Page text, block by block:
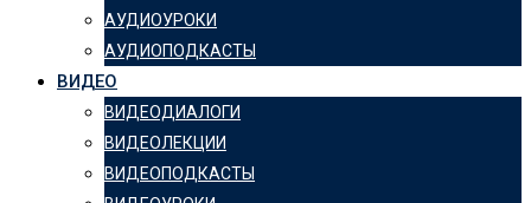
АУДИОУРОКИ
АУДИОПОДКАСТЫ
ВИДЕО
ВИДЕОДИАЛОГИ
ВИДЕОЛЕКЦИИ
ВИДЕОПОДКАСТЫ